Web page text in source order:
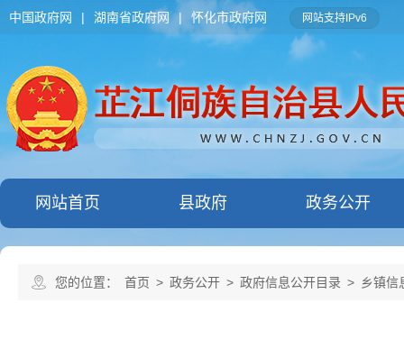
中国政府网 | 湖南省政府网 | 怀化市政府网 网站支持IPv6
网站首页 县政府 政务公开
您的位置： 首页 > 政务公开 > 政府信息公开目录 > 乡镇信